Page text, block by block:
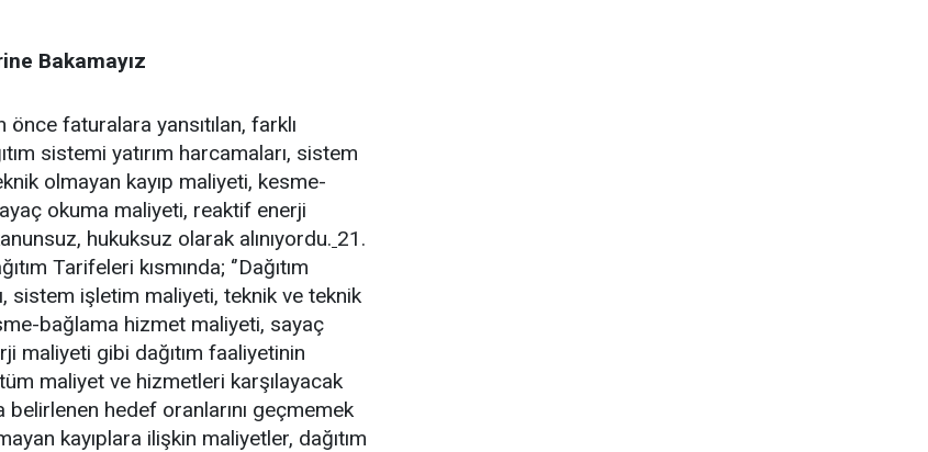
Bakamayız
önce faturalara yansıtılan, farklı
sistemi yatırım harcamaları, sistem
olmayan kayıp maliyeti, kesme-
okuma maliyeti, reaktif enerji
hukuksuz olarak alınıyordu. 21.
Tarifeleri kısmında; ‘’Dağıtım
sistem işletim maliyeti, teknik ve teknik
bağlama hizmet maliyeti, sayaç
maliyeti gibi dağıtım faaliyetinin
maliyet ve hizmetleri karşılayacak
hedef oranlarını geçmemek
kayıplara ilişkin maliyetler, dağıtım